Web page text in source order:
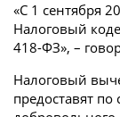
«С 1 сентября
Налоговый
418-ФЗ», –
Налоговый
предоставят